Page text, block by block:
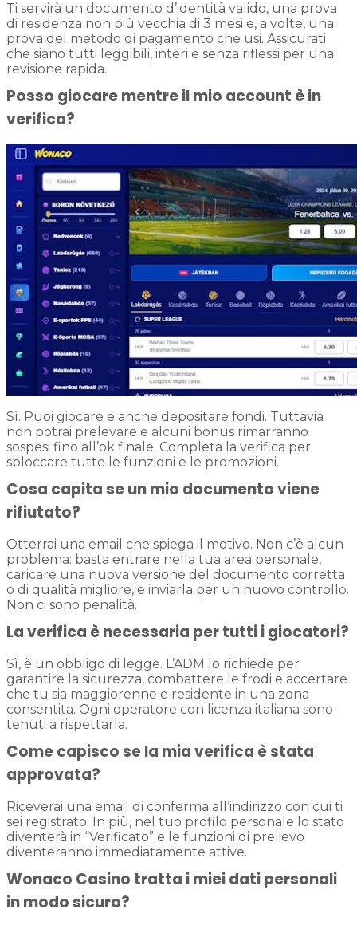
Ti servirà un documento d’identità valido, una prova
di residenza non più vecchia di 3 mesi e, a volte, una
prova del metodo di pagamento che usi. Assicurati
che siano tutti leggibili, interi e senza riflessi per una
revisione rapida.
Posso giocare mentre il mio account è in
verifica?
Sì. Puoi giocare e anche depositare fondi. Tuttavia
non potrai prelevare e alcuni bonus rimarranno
sospesi fino all’ok finale. Completa la verifica per
sbloccare tutte le funzioni e le promozioni.
Cosa capita se un mio documento viene
rifiutato?
Otterrai una email che spiega il motivo. Non c’è alcun
problema: basta entrare nella tua area personale,
caricare una nuova versione del documento corretta
o di qualità migliore, e inviarla per un nuovo controllo.
Non ci sono penalità.
La verifica è necessaria per tutti i giocatori?
Sì, è un obbligo di legge. L’ADM lo richiede per
garantire la sicurezza, combattere le frodi e accertare
che tu sia maggiorenne e residente in una zona
consentita. Ogni operatore con licenza italiana sono
tenuti a rispettarla.
Come capisco se la mia verifica è stata
approvata?
Riceverai una email di conferma all’indirizzo con cui ti
sei registrato. In più, nel tuo profilo personale lo stato
diventerà in “Verificato” e le funzioni di prelievo
diventeranno immediatamente attive.
Wonaco Casino tratta i miei dati personali
in modo sicuro?